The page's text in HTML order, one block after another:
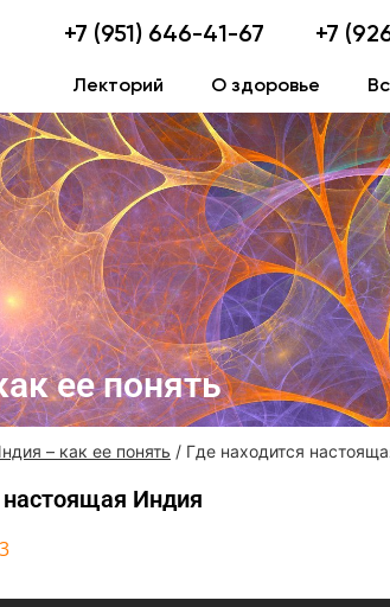
+7 (951) 646-41-67 +7
Лекторий О здоровье
ее понять
– как ее понять / Где находится
настоящая Индия